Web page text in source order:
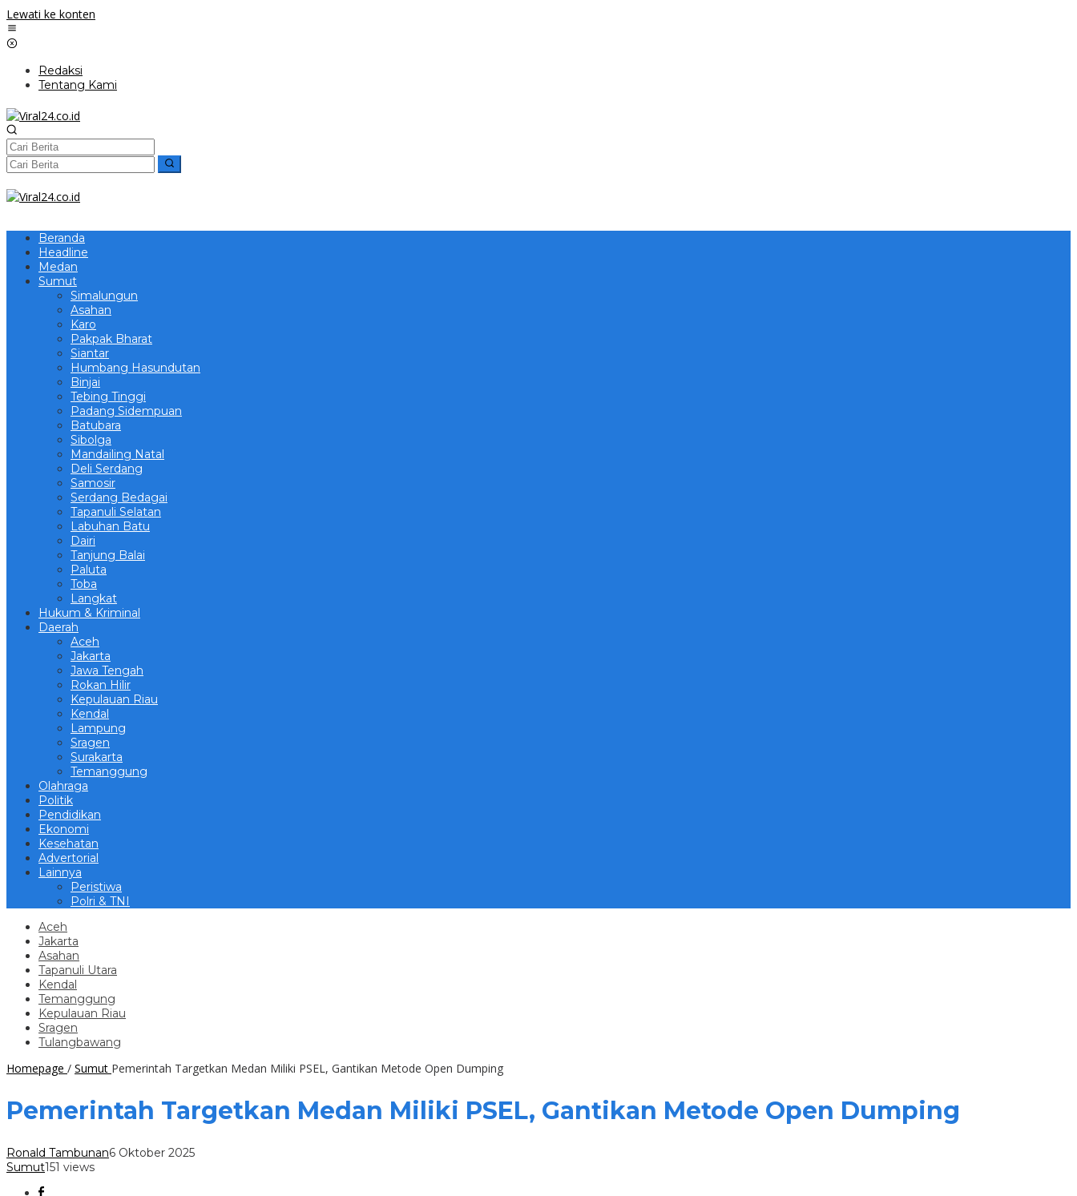
Lewati ke konten
Redaksi
Tentang Kami
Beranda
Headline
Medan
Sumut
Simalungun
Asahan
Karo
Pakpak Bharat
Siantar
Humbang Hasundutan
Binjai
Tebing Tinggi
Padang Sidempuan
Batubara
Sibolga
Mandailing Natal
Deli Serdang
Samosir
Serdang Bedagai
Tapanuli Selatan
Labuhan Batu
Dairi
Tanjung Balai
Paluta
Toba
Langkat
Hukum & Kriminal
Daerah
Aceh
Jakarta
Jawa Tengah
Rokan Hilir
Kepulauan Riau
Kendal
Lampung
Sragen
Surakarta
Temanggung
Olahraga
Politik
Pendidikan
Ekonomi
Kesehatan
Advertorial
Lainnya
Peristiwa
Polri & TNI
Aceh
Jakarta
Asahan
Tapanuli Utara
Kendal
Temanggung
Kepulauan Riau
Sragen
Tulangbawang
Homepage / Sumut Pemerintah Targetkan Medan Miliki PSEL, Gantikan Metode Open Dumping
Pemerintah Targetkan Medan Miliki PSEL, Gantikan Metode Open Dumping
Ronald Tambunan6 Oktober 2025
Sumut151 views